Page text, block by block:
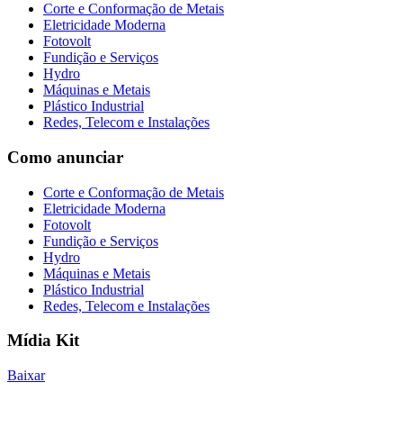
Corte e Conformação de Metais
Eletricidade Moderna
Fotovolt
Fundição e Serviços
Hydro
Máquinas e Metais
Plástico Industrial
Redes, Telecom e Instalações
Como anunciar
Corte e Conformação de Metais
Eletricidade Moderna
Fotovolt
Fundição e Serviços
Hydro
Máquinas e Metais
Plástico Industrial
Redes, Telecom e Instalações
Mídia Kit
Baixar